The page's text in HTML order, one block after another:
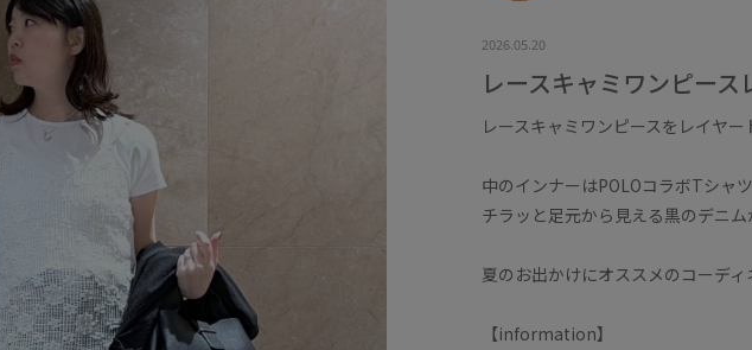
2026.05.20
レースキャミワンピー
レースキャミワンピースをレイヤ
中のインナーはPOLOコラボTシャ
チラッと足元から見える黒のデニ
夏のお出かけにオススメのコーデ
【information】